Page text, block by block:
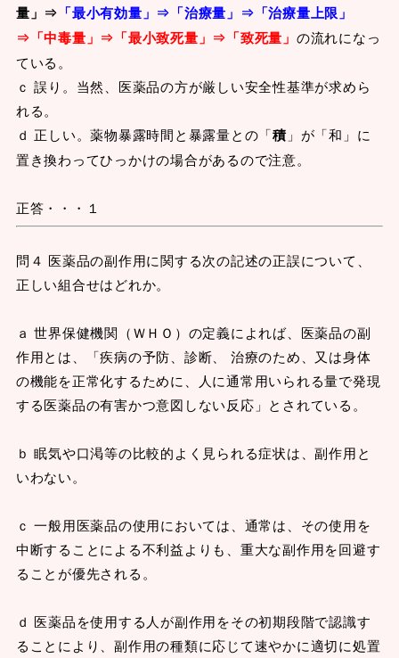
量」⇒ 「最小有効量」⇒「治療量」 ⇒「治療量上限」
⇒「中毒量」⇒「最小致死量」⇒「致死量」 の流れになっ
ている。
ｃ 誤り。当然、医薬品の方が厳しい安全性基準が求めら
れる。
ｄ 正しい。薬物暴露時間と暴露量との「積」が「和」に
置き換わってひっかけの場合があるので注意。
正答・・・１
問４ 医薬品の副作用に関する次の記述の正誤について、
正しい組合せはどれか。
ａ 世界保健機関（ＷＨＯ）の定義によれば、医薬品の副
作用とは、「疾病の予防、診断、 治療のため、又は身体
の機能を正常化するために、人に通常用いられる量で発現
する医薬品の有害かつ意図しない反応」とされている。
ｂ 眠気や口渇等の比較的よく見られる症状は、副作用と
いわない。
ｃ 一般用医薬品の使用においては、通常は、その使用を
中断することによる不利益よりも、重大な副作用を回避す
ることが優先される。
ｄ 医薬品を使用する人が副作用をその初期段階で認識す
ることにより、副作用の種類に応じて速やかに適切に処置